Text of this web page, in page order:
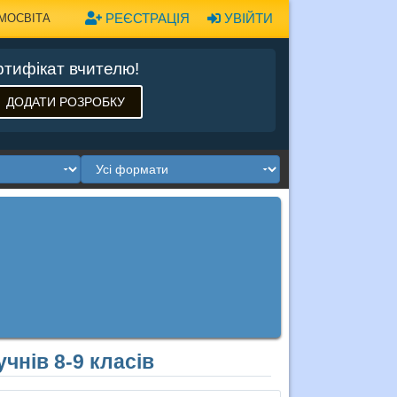
УВІЙТИ
РЕЄСТРАЦІЯ
вчителю!
ДОДАТИ РОЗРОБКУ
8-9 класів